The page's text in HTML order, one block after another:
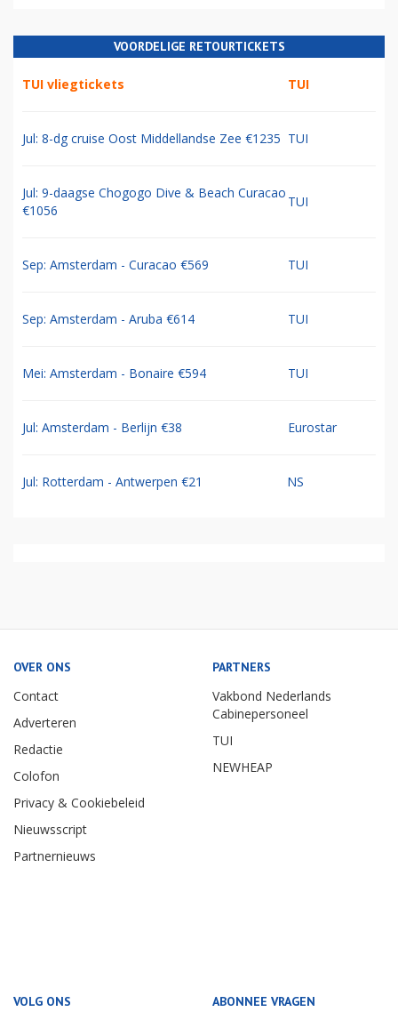
VOORDELIGE RETOURTICKETS
TUI vliegtickets TUI
Jul: 8-dg cruise Oost Middellandse Zee €1235 TUI
Jul: 9-daagse Chogogo Dive & Beach Curacao
€1056
TUI
Sep: Amsterdam - Curacao €569 TUI
Sep: Amsterdam - Aruba €614 TUI
Mei: Amsterdam - Bonaire €594 TUI
Jul: Amsterdam - Berlijn €38 Eurostar
Jul: Rotterdam - Antwerpen €21 NS
OVER ONS
Contact
Adverteren
Redactie
Colofon
Privacy & Cookiebeleid
Nieuwsscript
Partnernieuws
PARTNERS
Vakbond Nederlands
Cabinepersoneel
TUI
NEWHEAP
VOLG ONS ABONNEE VRAGEN